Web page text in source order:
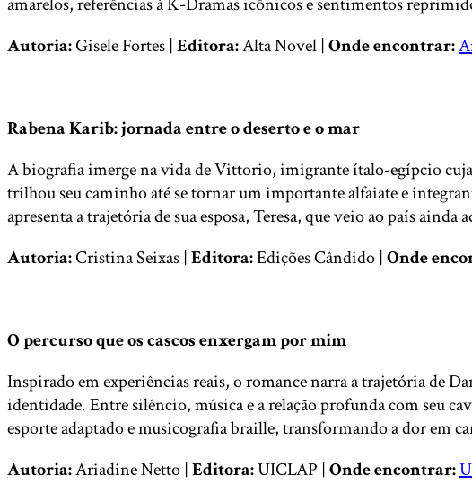
Autoria:Gisele Fortes |Editora:Alta Novel |Onde encontrar:
Rabena Karib: jornada entre o deserto e o mar
A biografia imerge na vida de Vittorio, imigrante ítalo-egípcio
trilhou seu caminho até se tornar um importante alfaiate e
apresenta a trajetória de sua esposa, Teresa, que veio ao país
Autoria:Cristina Seixas |Editora:Edições Cândido |Onde
O percurso que os cascos enxergam por mim
Inspirado em experiências reais, o romance narra a trajetória de
identidade. Entre silêncio, música e a relação profunda com seu
esporte adaptado e musicografia braille, transformando a dor em
Autoria:Ariadine Netto |Editora:UICLAP |Onde encontrar: